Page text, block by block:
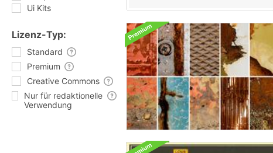
Ui Kits
Lizenz-Typ:
Standard
Premium
Creative Commons
Nur für redaktionelle
Verwendung